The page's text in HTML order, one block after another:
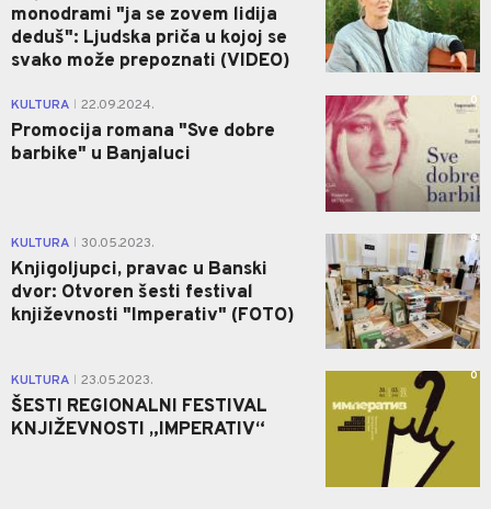
monodrami "ja se zovem lidija
deduš": Ljudska priča u kojoj se
svako može prepoznati (VIDEO)
KULTURA 22.09.2024.
Promocija romana "Sve dobre
barbike" u Banjaluci
0
KULTURA 30.05.2023.
Knjigoljupci, pravac u Banski
dvor: Otvoren šesti festival
književnosti "Imperativ" (FOTO)
0
KULTURA 23.05.2023.
ŠESTI REGIONALNI FESTIVAL
KNJIŽEVNOSTI „IMPERATIV“
0